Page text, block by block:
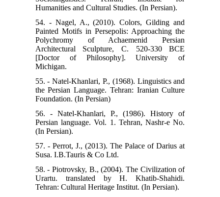
Humanities and Cultural Studies. (In Persian).
54. - Nagel, A., (2010). Colors, Gilding and
Painted Motifs in Persepolis: Approaching the
Polychromy of Achaemenid Persian
Architectural Sculpture, C. 520-330 BCE
[Doctor of Philosophy]. University of
Michigan.
55. - Natel-Khanlari, P., (1968). Linguistics and
the Persian Language. Tehran: Iranian Culture
Foundation. (In Persian)
56. - Natel-Khanlari, P., (1986). History of
Persian language. Vol. 1. Tehran, Nashr-e No.
(In Persian).
57. - Perrot, J., (2013). The Palace of Darius at
Susa. I.B.Tauris & Co Ltd.
58. - Piotrovsky, B., (2004). The Civilization of
Urartu. translated by H. Khatib-Shahidi.
Tehran: Cultural Heritage Institut. (In Persian).